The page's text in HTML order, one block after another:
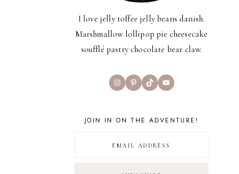
I love jelly toffee jelly beans danish.
Marshmallow lollipop pie cheesecake
soufflé pastry chocolate bear claw.
InstagramPinterest
TikTokYouTube
JOIN IN ON THE ADVENTURE!